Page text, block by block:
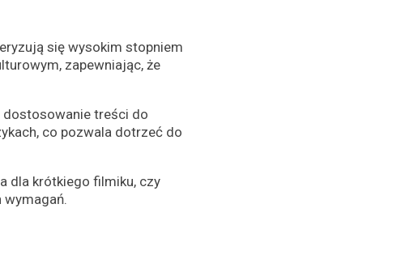
się wysokim stopniem
zapewniając, że
dostosowanie treści do
co pozwala dotrzeć do
dla krótkiego filmiku, czy